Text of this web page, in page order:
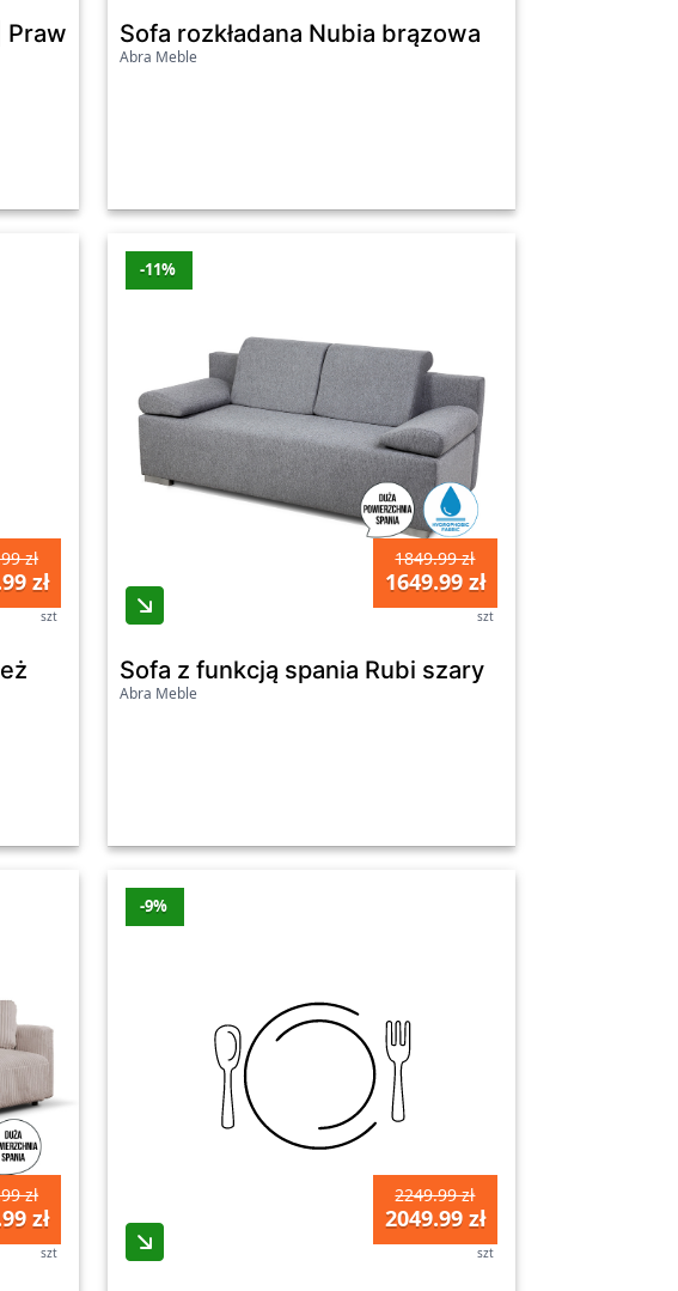
| Monolith 61 | SZYBKA WYSYŁKA
Sofa rozkładana Nubia brązowa
Abra Meble
zł
zł
szt
beż
-11%
1849.99 zł
1649.99 zł
szt
Sofa z funkcją spania Rubi szary
Abra Meble
zł
zł
szt
-9%
2249.99 zł
2049.99 zł
szt